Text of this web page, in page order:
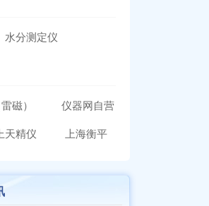
水分测定仪
磁） 仪器网自营
上天精仪 上海衡平